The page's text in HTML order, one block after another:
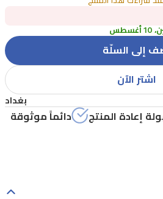
إلى السلّة
اشتر الآن
بغداد
إعادة المنتج
دائماً موثوقة